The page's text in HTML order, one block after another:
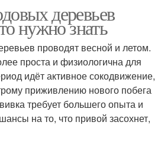
деревьев
нужно знать
проводят весной и летом.
проста и физиологична для
идёт активное сокодвижение,
приживлению нового побега
требует большего опыта и
на то, что привой засохнет,